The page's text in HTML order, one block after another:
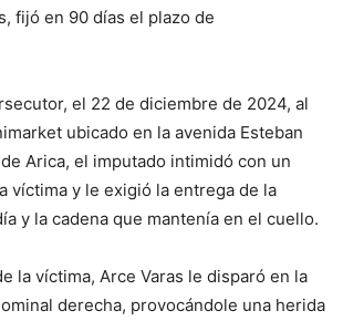
fijó en 90 días el plazo de
el 22 de diciembre de 2024, al
ubicado en la avenida Esteban
Arica, el imputado intimidó con un
víctima y le exigió la entrega de la
y la cadena que mantenía en el cuello.
la víctima, Arce Varas le disparó en la
derecha, provocándole una herida